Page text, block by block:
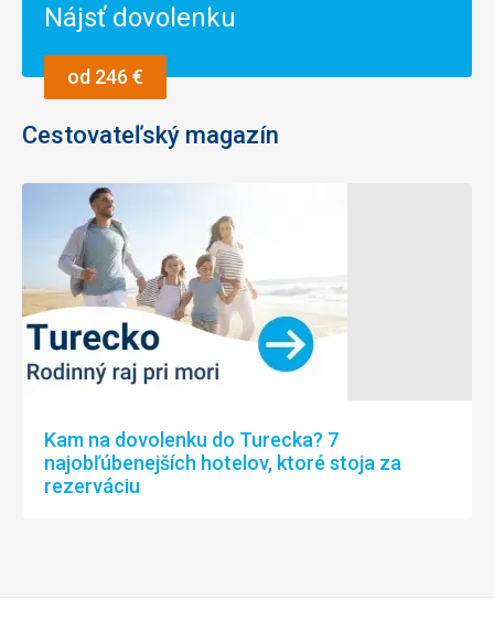
Nájsť dovolenku
od 246 €
Cestovateľský magazín
Kam na dovolenku do Turecka? 7
najobľúbenejších hotelov, ktoré stoja za
rezerváciu